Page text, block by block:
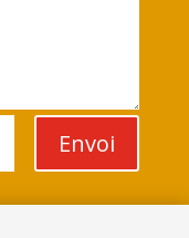
Envoi